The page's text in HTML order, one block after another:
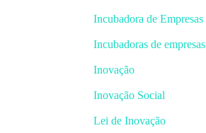
Incubadora de Empresas
Incubadoras de empresas
Inovação
Inovação Social
Lei de Inovação